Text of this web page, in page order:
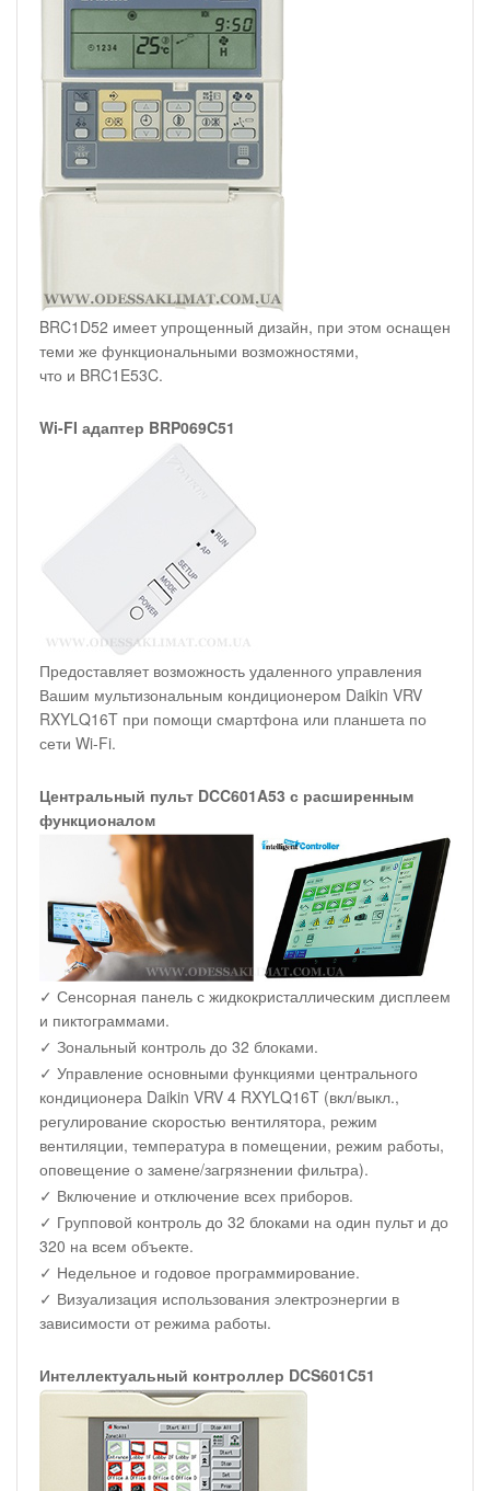
BRC1D52 имеет упрощенный дизайн, при этом оснащен
теми же функциональными возможностями,
что и BRC1E53C.
Wi-FI адаптер BRP069C51
Предоставляет возможность удаленного управления
Вашим мультизональным кондиционером Daikin VRV
RXYLQ16T при помощи смартфона или планшета по
сети Wi-Fi.
Центральный пульт DCC601A53 с расширенным
функционалом
✓ Сенсорная панель с жидкокристаллическим дисплеем
и пиктограммами.
✓ Зональный контроль до 32 блоками.
✓ Управление основными функциями центрального
кондиционера Daikin VRV 4 RXYLQ16T (вкл/выкл.,
регулирование скоростью вентилятора, режим
вентиляции, температура в помещении, режим работы,
оповещение о замене/загрязнении фильтра).
✓ Включение и отключение всех приборов.
✓ Групповой контроль до 32 блоками на один пульт и до
320 на всем объекте.
✓ Недельное и годовое программирование.
✓ Визуализация использования электроэнергии в
зависимости от режима работы.
Интеллектуальный контроллер DCS601C51